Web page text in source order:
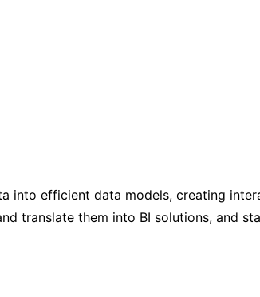
into efficient data models, creating
translate them into BI solutions, and